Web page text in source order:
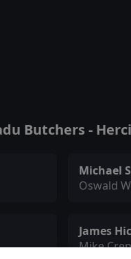
Butchers -
Michael
Oswald
James
Mike